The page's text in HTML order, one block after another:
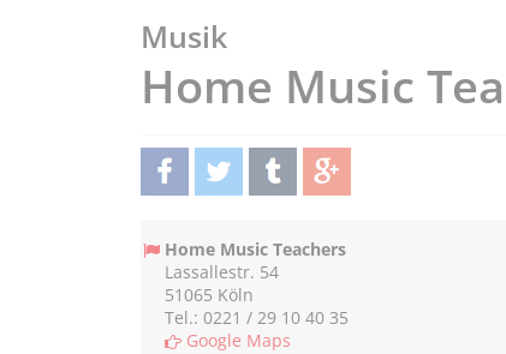
Musik
Home Music
Home Music Teachers
Lassallestr. 54
51065 Köln
Tel.: 0221 / 29 10 40 35
Google Maps